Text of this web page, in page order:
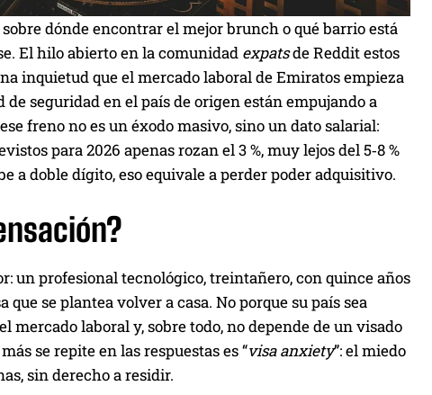
dónde encontrar el mejor brunch o qué barrio está
El hilo abierto en la comunidad expatsde Reddit estos
inquietud que el mercado laboral de Emiratos empieza
seguridad en el país de origen están empujando a
freno no es un éxodo masivo, sino un dato salarial:
para 2026 apenas rozan el 3 %, muy lejos del 5‑8 %
a doble dígito, eso equivale a perder poder adquisitivo.
un profesional tecnológico, treintañero, con quince años
se plantea volver a casa. No porque su país sea
mercado laboral y, sobre todo, no depende de un visado
se repite en las respuestas es “visa anxiety”: el miedo
sin derecho a residir.